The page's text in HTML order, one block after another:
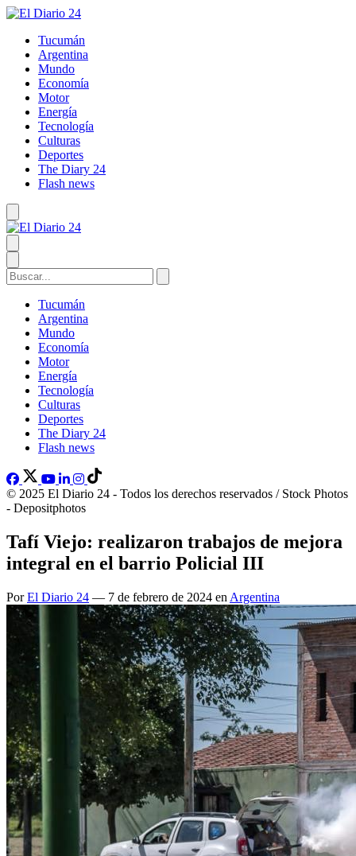
Tucumán
Argentina
Mundo
Economía
Motor
Energía
Tecnología
Culturas
Deportes
The Diary 24
Flash news
Tucumán
Argentina
Mundo
Economía
Motor
Energía
Tecnología
Culturas
Deportes
The Diary 24
Flash news
© 2025 El Diario 24 - Todos los derechos reservados / Stock Photos
- Depositphotos
Tafí Viejo: realizaron trabajos de mejora
integral en el barrio Policial III
PorEl Diario 24 — 7 de febrero de 2024 en Argentina